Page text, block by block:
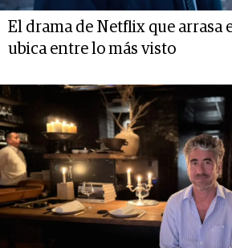
El drama de Netflix que arrasa
ubica entre lo más visto